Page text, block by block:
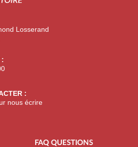
Losserand
:
:
nous écrire
FAQ QUESTIONS